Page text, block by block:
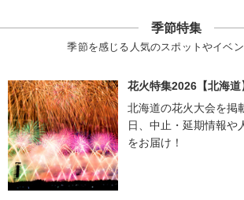
季節特集
季節を感じる人気のスポットやイベ
花火特集2026【北海道
北海道の花火大会を掲
日、中止・延期情報や
をお届け！